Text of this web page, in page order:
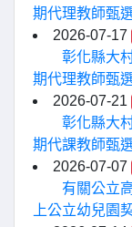
期代理教師甄
2026-07-17
彰化縣大
期代理教師甄
2026-07-21
彰化縣大
期代課教師甄
2026-07-07
有關公立
上公立幼兒園